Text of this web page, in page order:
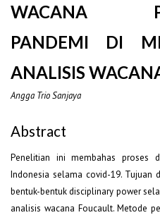
WACANA
PANDEMI DI
ANALISIS
Angga Trio Sanjaya
Abstract
Penelitian ini membahas proses
Indonesia selama covid-19. Tujuan
bentuk-bentuk disciplinary power
analisis wacana Foucault. Metode